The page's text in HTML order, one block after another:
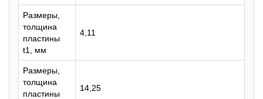
Размеры,
толщина
пластины
t1, мм
4,11
Размеры,
толщина
пластины
14,25